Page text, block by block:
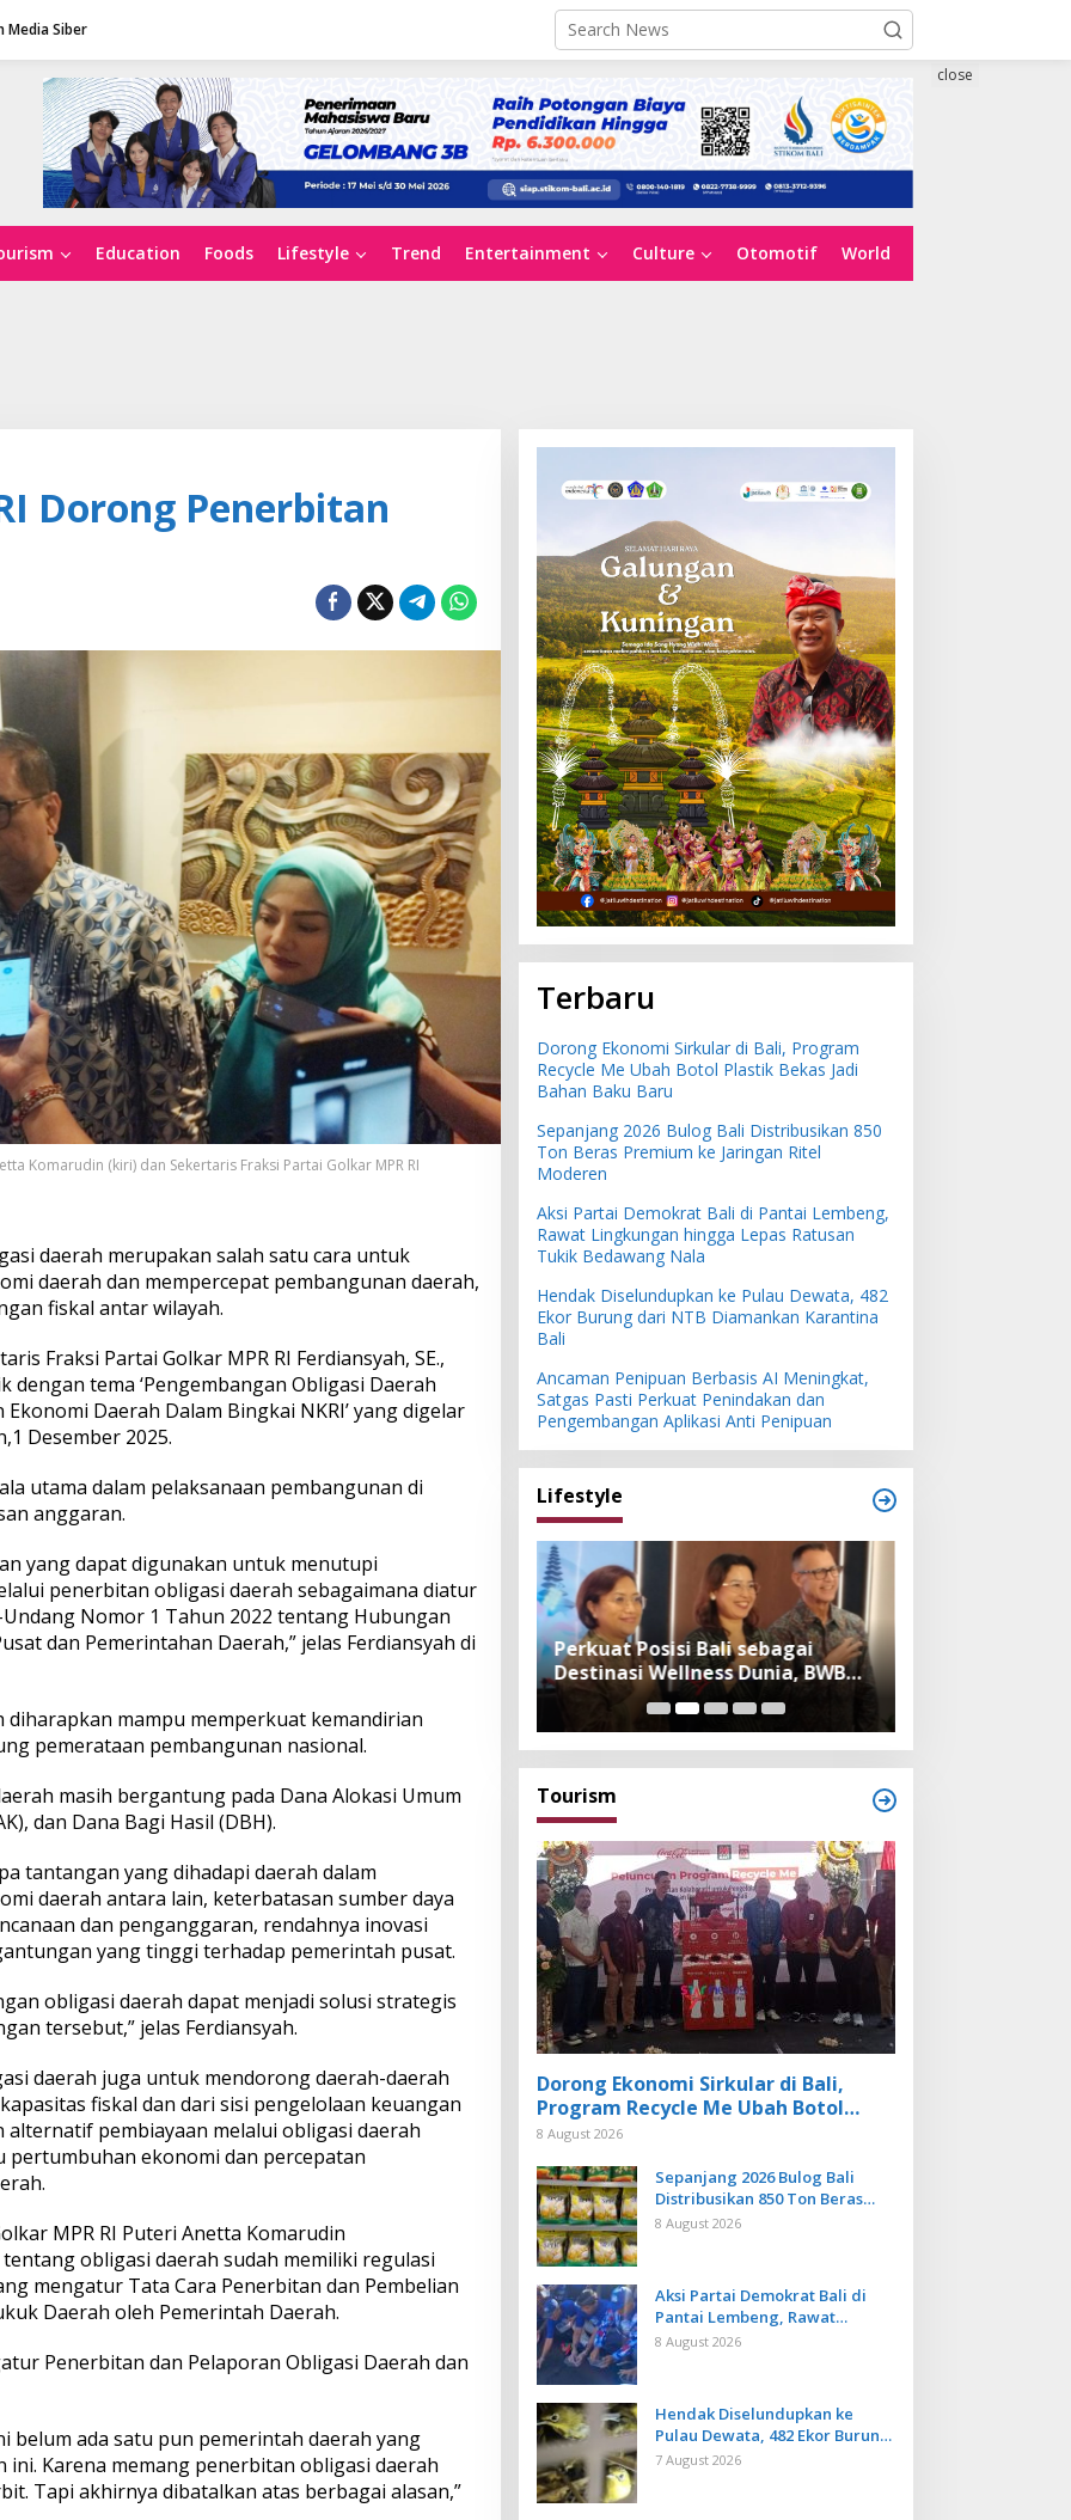
Media Siber
Education Foods Lifestyle Trend Entertainment Culture Otomotif World
close
Dorong Penerbitan
Komarudin (kiri) dan Sekertaris Fraksi Partai Golkar MPR RI
daerah merupakan salah satu cara untuk
daerah dan mempercepat pembangunan daerah,
fiskal antar wilayah.
Fraksi Partai Golkar MPR RI Ferdiansyah, SE.,
dengan tema ‘Pengembangan Obligasi Daerah
Daerah Dalam Bingkai NKRI’ yang digelar
Desember 2025.
utama dalam pelaksanaan pembangunan di
anggaran.
yang dapat digunakan untuk menutupi
penerbitan obligasi daerah sebagaimana diatur
Undang Nomor 1 Tahun 2022 tentang Hubungan
dan Pemerintahan Daerah,” jelas Ferdiansyah di
diharapkan mampu memperkuat kemandirian
pemerataan pembangunan nasional.
masih bergantung pada Dana Alokasi Umum
dan Dana Bagi Hasil (DBH).
tantangan yang dihadapi daerah dalam
daerah antara lain, keterbatasan sumber daya
dan penganggaran, rendahnya inovasi
yang tinggi terhadap pemerintah pusat.
obligasi daerah dapat menjadi solusi strategis
tersebut,” jelas Ferdiansyah.
daerah juga untuk mendorong daerah-daerah
fiskal dan dari sisi pengelolaan keuangan
pembiayaan melalui obligasi daerah
pertumbuhan ekonomi dan percepatan
MPR RI Puteri Anetta Komarudin
obligasi daerah sudah memiliki regulasi
mengatur Tata Cara Penerbitan dan Pembelian
Daerah oleh Pemerintah Daerah.
Penerbitan dan Pelaporan Obligasi Daerah dan
belum ada satu pun pemerintah daerah yang
Karena memang penerbitan obligasi daerah
Tapi akhirnya dibatalkan atas berbagai alasan,”
Terbaru
Dorong Ekonomi Sirkular di Bali, Program
Recycle Me Ubah Botol Plastik Bekas Jadi
Bahan Baku Baru
Sepanjang 2026 Bulog Bali Distribusikan 850
Ton Beras Premium ke Jaringan Ritel
Moderen
Aksi Partai Demokrat Bali di Pantai Lembeng,
Rawat Lingkungan hingga Lepas Ratusan
Tukik Bedawang Nala
Hendak Diselundupkan ke Pulau Dewata, 482
Ekor Burung dari NTB Diamankan Karantina
Bali
Ancaman Penipuan Berbasis AI Meningkat,
Satgas Pasti Perkuat Penindakan dan
Pengembangan Aplikasi Anti Penipuan
Lifestyle
Perkuat Ekosistem Pariwisata
Dibuka di KEK Kura Kura
Perkuat Posisi Bali sebagai
Destinasi Wellness Dunia, BWB
Expo 2026 Hadirkan Exhibitor
Nasional dan Global
Tourism
Dorong Ekonomi Sirkular di Bali,
Program Recycle Me Ubah Botol
Plastik Bekas Jadi Bahan Baku Baru
8 August 2026
Sepanjang 2026 Bulog Bali
Distribusikan 850 Ton Beras
Premium ke Jaringan Ritel
8 August 2026
Aksi Partai Demokrat Bali di
Pantai Lembeng, Rawat
Lingkungan hingga Lepas
8 August 2026
Hendak Diselundupkan ke
Pulau Dewata, 482 Ekor Burung
dari NTB Diamankan Karantina
7 August 2026